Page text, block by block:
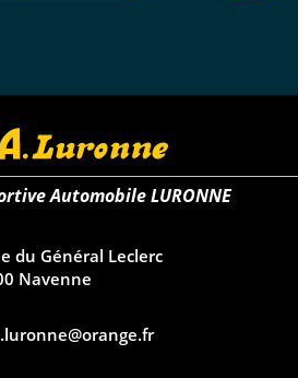
Automobile LURONNE
du Général Leclerc
Navenne